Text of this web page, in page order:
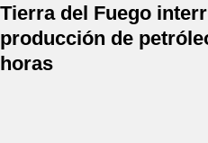
Tierra del Fuego
producción de
horas